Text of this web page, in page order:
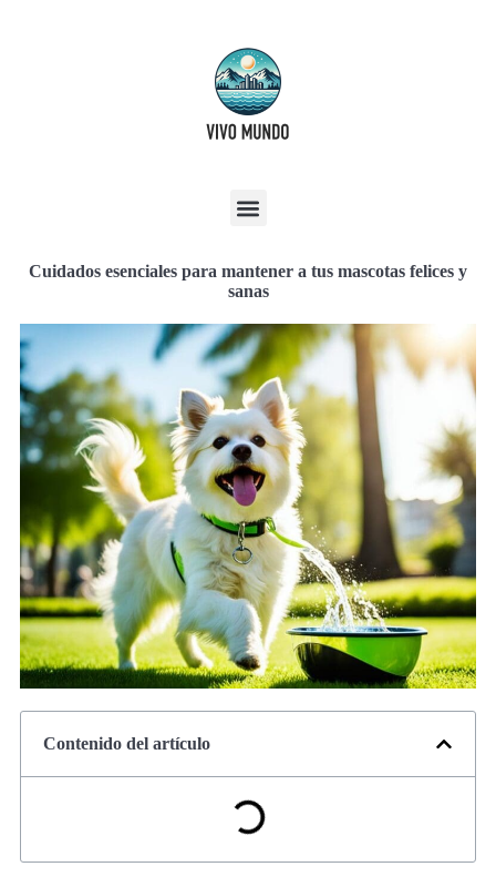
Cuidados esenciales para mantener a tus mascotas felices y
sanas
Contenido del artículo